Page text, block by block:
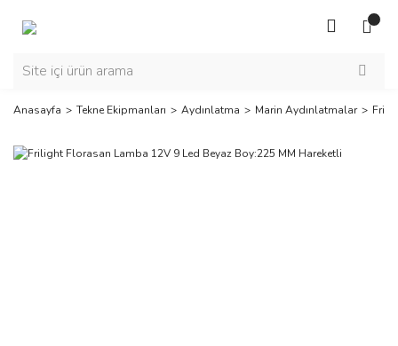
Anasayfa Tekne Ekipmanları Aydınlatma Marin Aydınlatmalar